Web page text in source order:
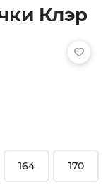
Клэр
164 170